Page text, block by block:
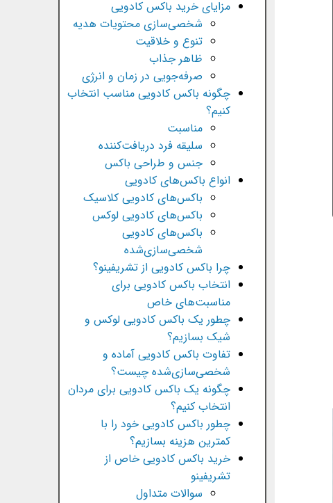
مزایای خرید باکس کادویی
شخصی‌سازی محتویات هدیه
تنوع و خلاقیت
ظاهر جذاب
صرفه‌جویی در زمان و انرژی
چگونه باکس کادویی مناسب انتخاب
کنیم؟
مناسبت
سلیقه فرد دریافت‌کننده
جنس و طراحی باکس
انواع باکس‌های کادویی
باکس‌های کادویی کلاسیک
باکس‌های کادویی لوکس
باکس‌های کادویی
شخصی‌سازی‌شده
چرا باکس کادویی از تشریفینو؟
انتخاب باکس کادویی برای
مناسبت‌های خاص
چطور یک باکس کادویی لوکس و
شیک بسازیم؟
تفاوت باکس کادویی آماده و
شخصی‌سازی‌شده چیست؟
چگونه یک باکس کادویی برای مردان
انتخاب کنیم؟
چطور باکس کادویی خود را با
کمترین هزینه بسازیم؟
خرید باکس کادویی خاص از
تشریفینو
سوالات متداول